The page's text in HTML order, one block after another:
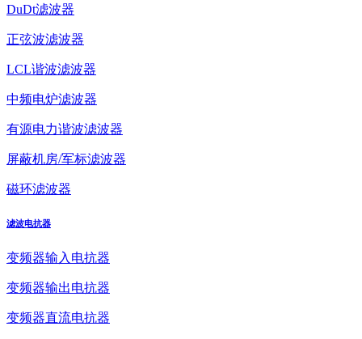
DuDt滤波器
正弦波滤波器
LCL谐波滤波器
中频电炉滤波器
有源电力谐波滤波器
屏蔽机房/军标滤波器
磁环滤波器
滤波电抗器
变频器输入电抗器
变频器输出电抗器
变频器直流电抗器